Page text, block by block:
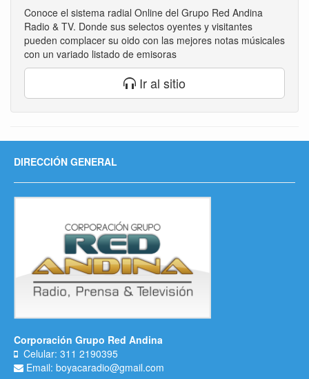
Conoce el sistema radial Online del Grupo Red Andina
Radio & TV. Donde sus selectos oyentes y visitantes
pueden complacer su oido con las mejores notas músicales
con un variado listado de emisoras
Ir al sitio
DIRECCIÓN GENERAL
Corporación Grupo Red Andina
Celular: 311 2190395
Email: boyacaradio@gmail.com